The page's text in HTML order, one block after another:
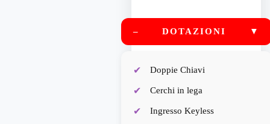
– DOTAZIONI ▼
Doppie Chiavi
Cerchi in lega
Ingresso Keyless